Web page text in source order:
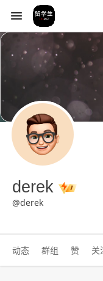
derek
@derek
动态 群组 赞 关